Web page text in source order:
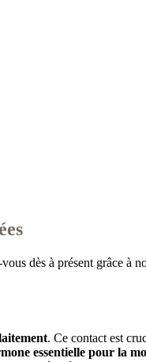
dès à présent grâce
. Ce contact est
essentielle pour la